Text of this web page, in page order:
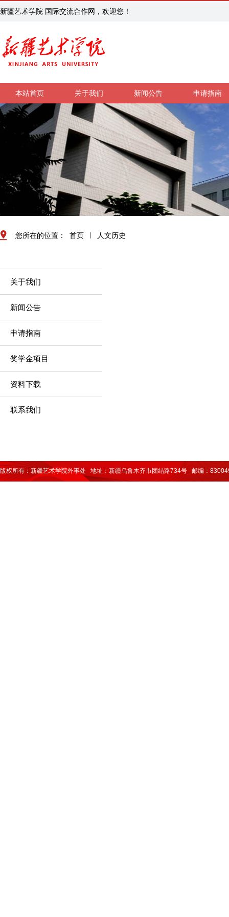
新疆艺术学院 国际交流合作网，欢迎您！
本站首页 关于我们 新闻公告 申请指南
您所在的位置： 首页 人文历史
关于我们
新闻公告
申请指南
奖学金项目
资料下载
联系我们
版权所有：新疆艺术学院外事处 地址：新疆乌鲁木齐市团结路734号 邮编：